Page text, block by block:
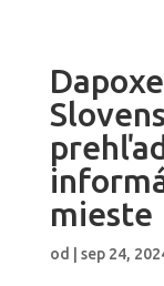
mieste
od sep 24,